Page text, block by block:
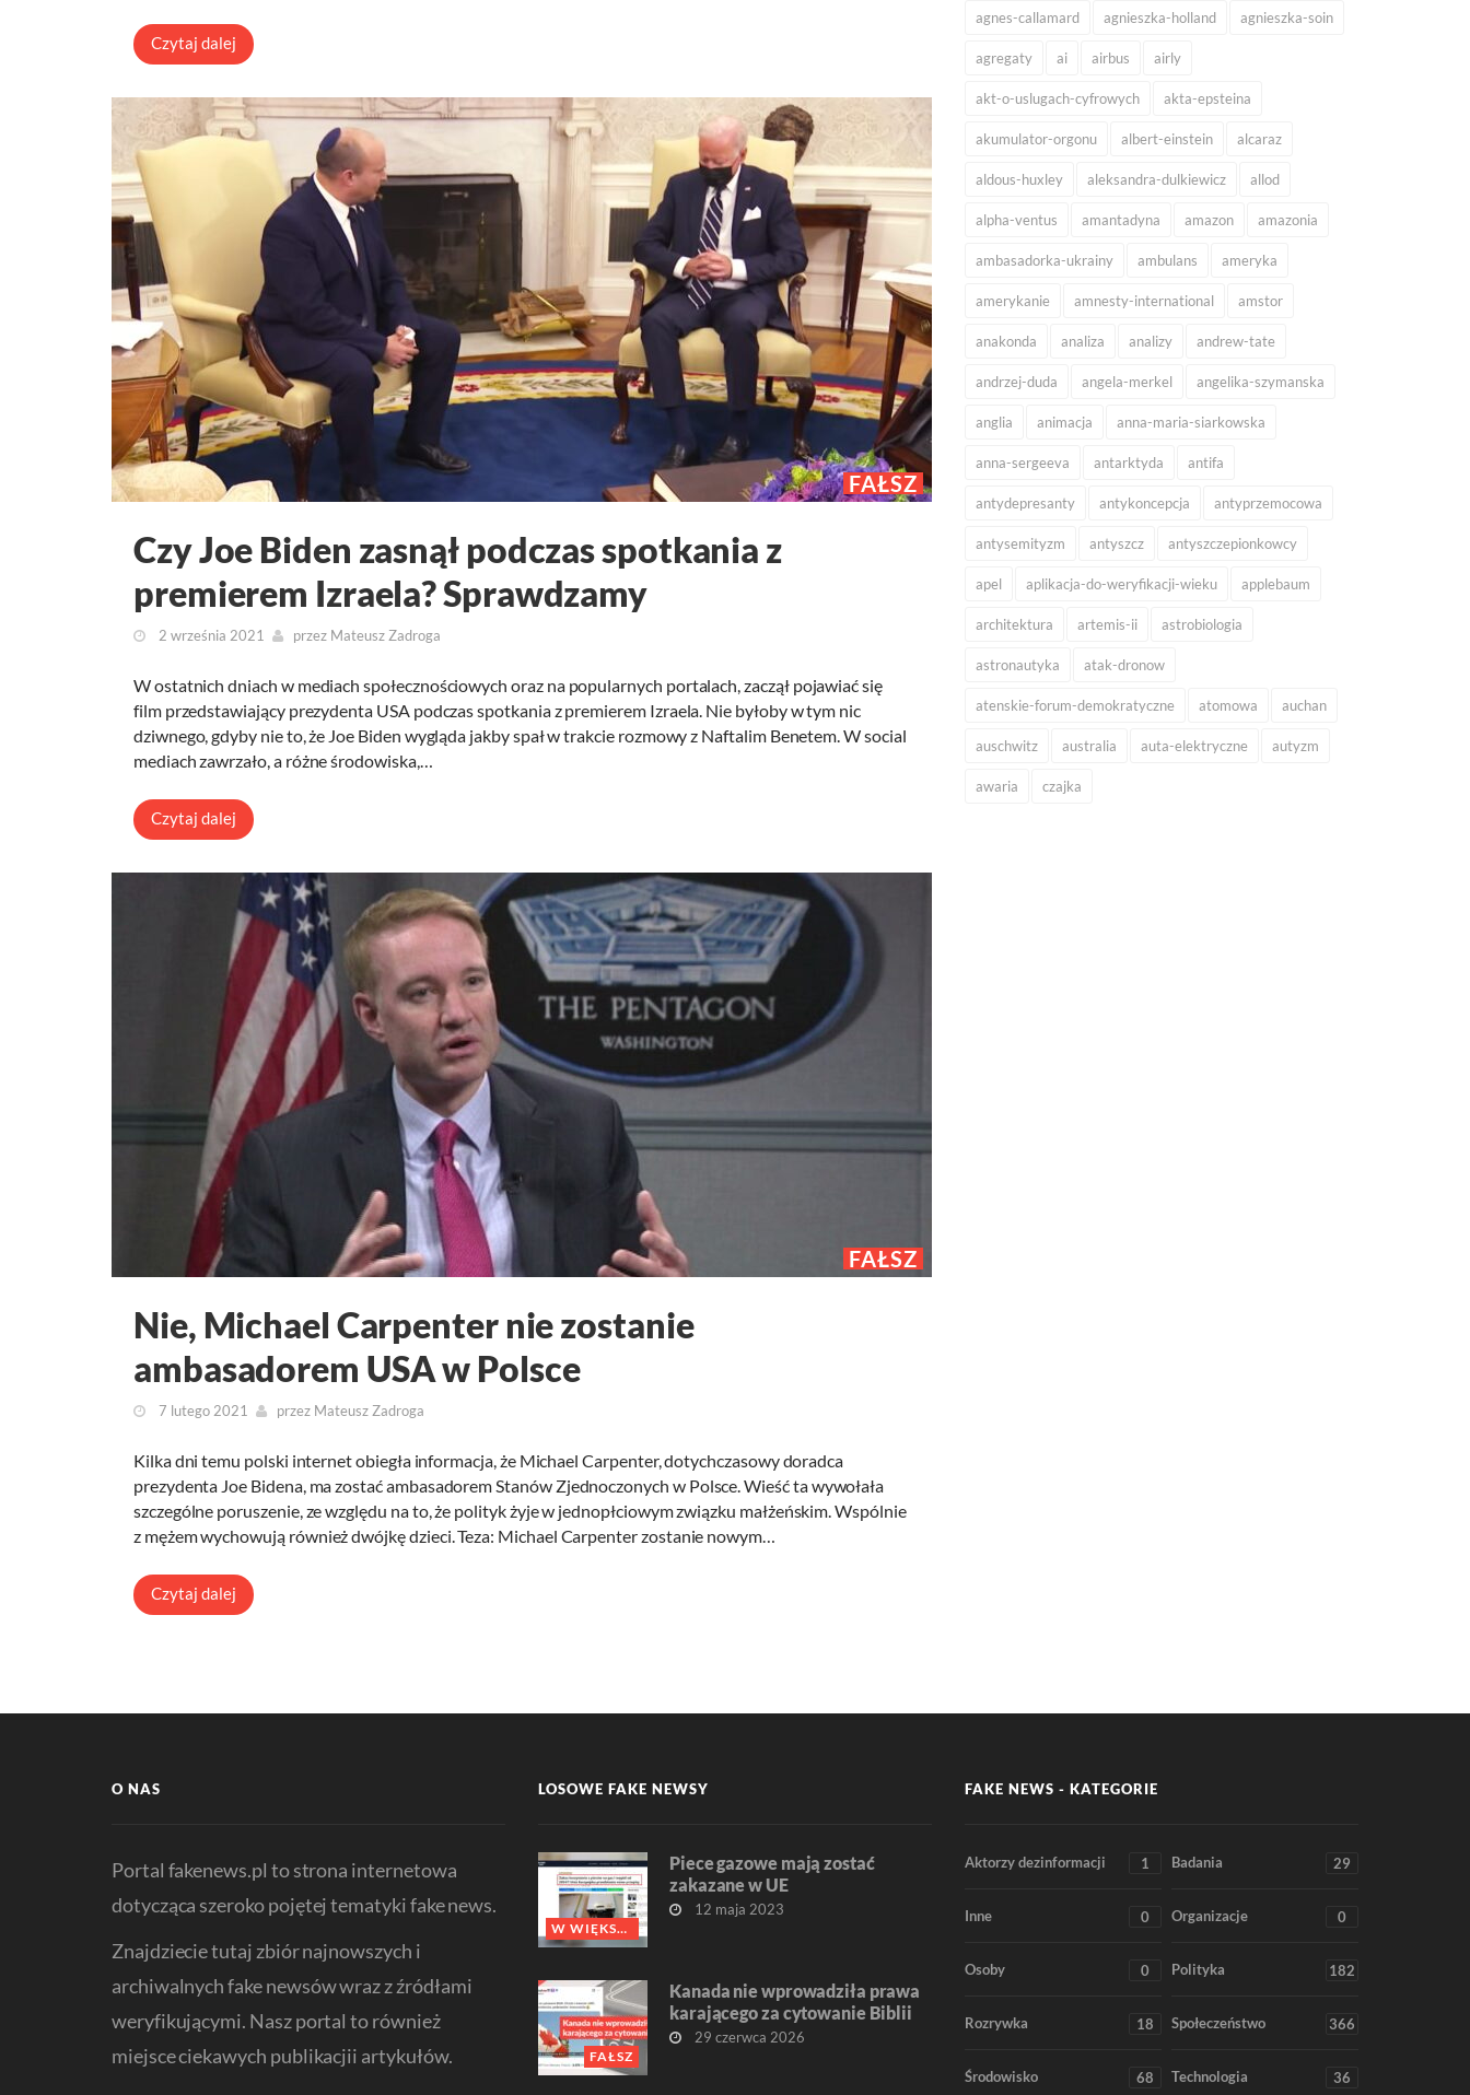
Czytaj dalej
FAŁSZ
Czy Joe Biden zasnął podczas spotkania z
premierem Izraela? Sprawdzamy
2 września 2021 przez Mateusz Zadroga
W ostatnich dniach w mediach społecznościowych oraz na popularnych portalach, zaczął pojawiać się
film przedstawiający prezydenta USA podczas spotkania z premierem Izraela. Nie byłoby w tym nic
dziwnego, gdyby nie to, że Joe Biden wygląda jakby spał w trakcie rozmowy z Naftalim Benetem. W social
mediach zawrzało, a różne środowiska,…
Czytaj dalej
FAŁSZ
Nie, Michael Carpenter nie zostanie
ambasadorem USA w Polsce
7 lutego 2021 przez Mateusz Zadroga
Kilka dni temu polski internet obiegła informacja, że Michael Carpenter, dotychczasowy doradca
prezydenta Joe Bidena, ma zostać ambasadorem Stanów Zjednoczonych w Polsce. Wieść ta wywołała
szczególne poruszenie, ze względu na to, że polityk żyje w jednopłciowym związku małżeńskim. Wspólnie
z mężem wychowują również dwójkę dzieci. Teza: Michael Carpenter zostanie nowym…
Czytaj dalej
agnes-callamard agnieszka-holland agnieszka-soin
agregaty ai airbus airly
akt-o-uslugach-cyfrowych akta-epsteina
akumulator-orgonu albert-einstein alcaraz
aldous-huxley aleksandra-dulkiewicz allod
alpha-ventus amantadyna amazon amazonia
ambasadorka-ukrainy ambulans ameryka
amerykanie amnesty-international amstor
anakonda analiza analizy andrew-tate
andrzej-duda angela-merkel angelika-szymanska
anglia animacja anna-maria-siarkowska
anna-sergeeva antarktyda antifa
antydepresanty antykoncepcja antyprzemocowa
antysemityzm antyszcz antyszczepionkowcy
apel aplikacja-do-weryfikacji-wieku applebaum
architektura artemis-ii astrobiologia
astronautyka atak-dronow
atenskie-forum-demokratyczne atomowa auchan
auschwitz australia auta-elektryczne autyzm
awaria czajka
O NAS
Portal fakenews.pl to strona internetowa
dotycząca szeroko pojętej tematyki fake news.
Znajdziecie tutaj zbiór najnowszych i
archiwalnych fake newsów wraz z źródłami
weryfikującymi. Nasz portal to również
miejsce ciekawych publikacjii artykułów.
LOSOWE FAKE NEWSY
W WIĘKSZOŚCI FAŁSZ
Piece gazowe mają zostać
zakazane w UE
12 maja 2023
FAŁSZ
Kanada nie wprowadziła prawa
karającego za cytowanie Biblii
29 czerwca 2026
FAKE NEWS - KATEGORIE
Aktorzy dezinformacji 1 Badania 29
Inne 0 Organizacje 0
Osoby 0 Polityka 182
Rozrywka 18 Społeczeństwo 366
Środowisko 68 Technologia 36